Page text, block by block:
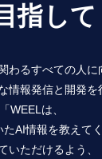
指して
わるすべての人に
情報発信と開発を
「WEELは、
AI情報を教えてく
いただけるよう、